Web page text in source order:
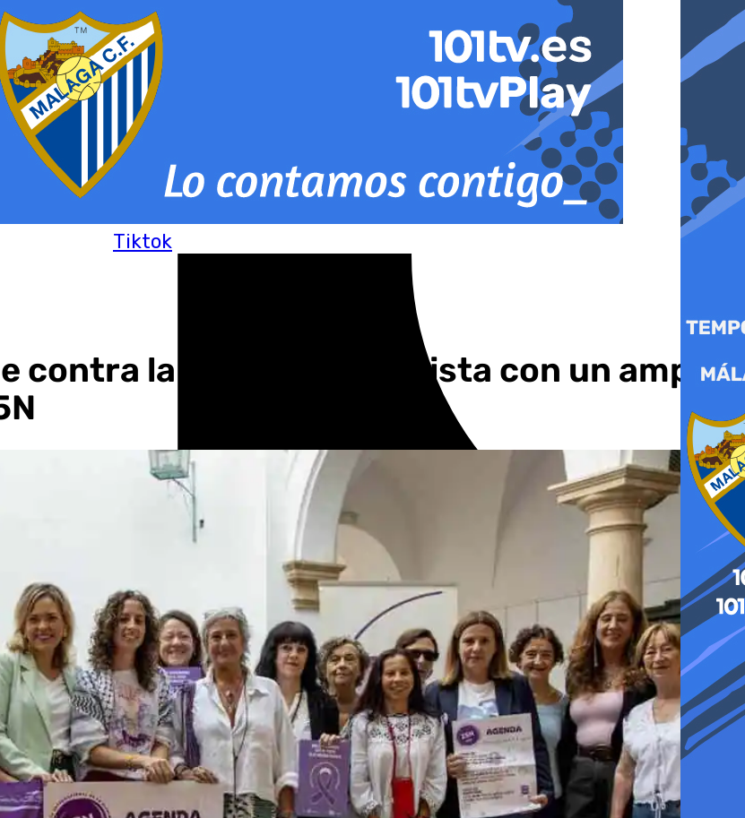
Tiktok
contra la violencia machista con un amplio